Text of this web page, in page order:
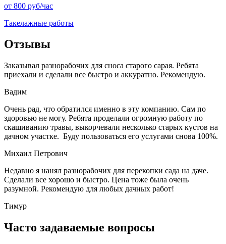
от 800 руб/час
Такелажные работы
Отзывы
Заказывал разнорабочих для сноса старого сарая. Ребята
приехали и сделали все быстро и аккуратно. Рекомендую.
Вадим
Очень рад, что обратился именно в эту компанию. Сам по
здоровью не могу. Ребята проделали огромную работу по
скашиванию травы, выкорчевали несколько старых кустов на
дачном участке. Буду пользоваться его услугами снова 100%.
Михаил Петрович
Недавно я нанял разнорабочих для перекопки сада на даче.
Сделали все хорошо и быстро. Цена тоже была очень
разумной. Рекомендую для любых дачных работ!
Тимур
Часто задаваемые вопросы